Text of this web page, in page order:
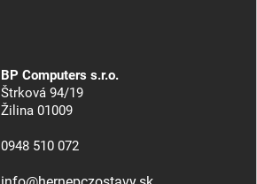
BP Computers s.r.o.
Štrková 94/19
Žilina 01009
0948 510 072